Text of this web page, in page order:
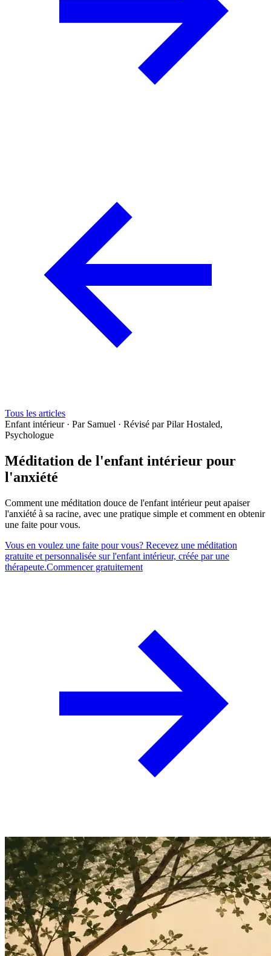
Tous les articles
Enfant intérieur · Par Samuel · Révisé par Pilar Hostaled,
Psychologue
Méditation de l'enfant intérieur pour
l'anxiété
Comment une méditation douce de l'enfant intérieur peut apaiser
l'anxiété à sa racine, avec une pratique simple et comment en obtenir
une faite pour vous.
Vous en voulez une faite pour vous? Recevez une méditation
gratuite et personnalisée sur l'enfant intérieur, créée par une
thérapeute.Commencer gratuitement